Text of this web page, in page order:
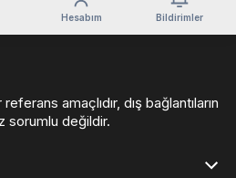
Hesabım Bildirimler
amaçlıdır, dış bağlantıların
sorumlu değildir.